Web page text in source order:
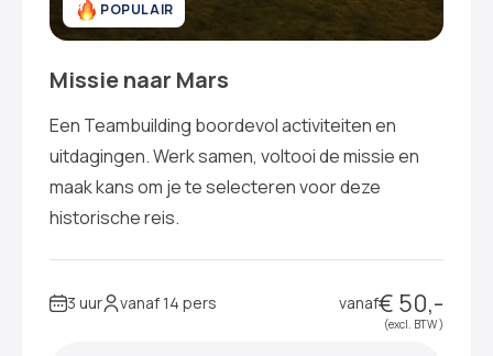
POPULAIR
Missie naar Mars
Een Teambuilding boordevol activiteiten en
uitdagingen. Werk samen, voltooi de missie en
maak kans om je te selecteren voor deze
historische reis.
3 uur vanaf 14 pers vanaf€ 50,-
(excl. BTW )